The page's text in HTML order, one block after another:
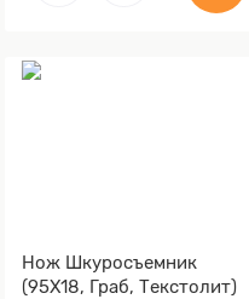
Нож Шкуросъемник
(95Х18, Граб, Текстолит)